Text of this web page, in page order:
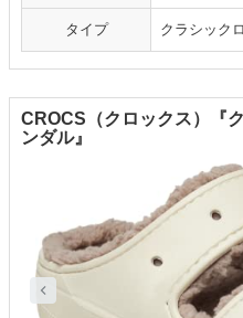
タイプ クラシック
CROCS（クロックス）『
ンダル』